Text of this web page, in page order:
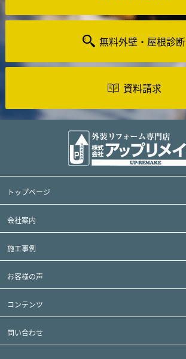
無料外壁・屋根診断
資料請求
トップページ
会社案内
施工事例
お客様の声
コンテンツ
問い合わせ